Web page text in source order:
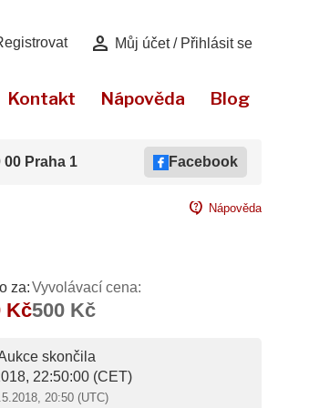
person Můj účet / Přihlásit se
Kontakt Nápověda Blog
00 Praha 1 Facebook
contact_support Nápověda
za:
Kč
Vyvolávací cena:
500 Kč
skončila
22:50:00 (CET)
20:50 (UTC)